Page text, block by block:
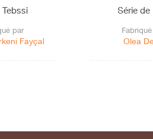
Tebssi
par
Fayçal
Série de
Olea